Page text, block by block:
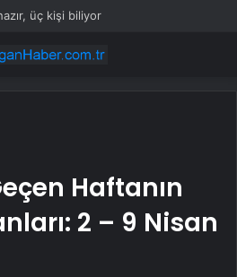
üç kişi biliyor
Haftanın
2 – 9 Nisan